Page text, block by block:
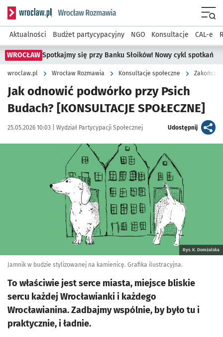
Serwis informacyjny wroclaw.pl podserwis: Rozmawia
Aktualności Budżet partycypacyjny NGO Konsultacje CAL-e
WROCŁAW Spotkajmy się przy Banku Słoików! Nowy cykl spotkań
wroclaw.pl Wrocław Rozmawia Konsultacje społeczne
Jak odnowić podwórko przy Psich
Budach? [KONSULTACJE SPOŁECZNE]
Data publikacji:
25.05.2026 10:03 | Autor:
Wydział Partycypacji Społecznej Udostępnijartykuł
Kliknij, aby powiększyć
Rys. K. Domżalska
Jamnik w budzie stylizowanej na kamienicę. Grafika ilustracyjna.
To właściwie jest serce miasta, miejsce bliskie
sercu każdej Wrocławianki i każdego
Wrocławianina. Zadbajmy wspólnie, by było tu i
praktycznie, i ładnie.